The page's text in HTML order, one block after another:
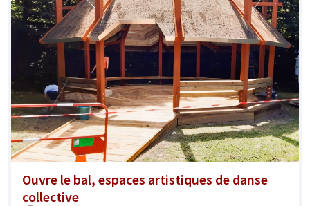
Ouvre le bal, espaces artistiques de danse
collective